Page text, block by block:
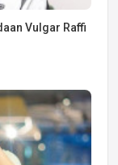
Vulgar Raffi